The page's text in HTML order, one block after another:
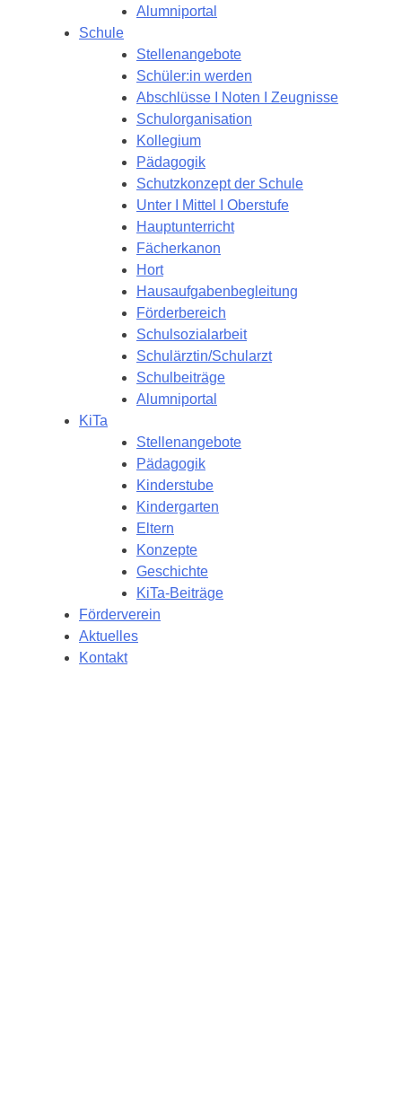
Alumniportal
Schule
Stellenangebote
Schüler:in werden
Abschlüsse I Noten I Zeugnisse
Schulorganisation
Kollegium
Pädagogik
Schutzkonzept der Schule
Unter I Mittel I Oberstufe
Hauptunterricht
Fächerkanon
Hort
Hausaufgabenbegleitung
Förderbereich
Schulsozialarbeit
Schulärztin/Schularzt
Schulbeiträge
Alumniportal
KiTa
Stellenangebote
Pädagogik
Kinderstube
Kindergarten
Eltern
Konzepte
Geschichte
KiTa-Beiträge
Förderverein
Aktuelles
Kontakt